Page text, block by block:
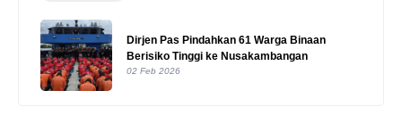
Dirjen Pas Pindahkan 61 Warga Binaan
Berisiko Tinggi ke Nusakambangan
02 Feb 2026